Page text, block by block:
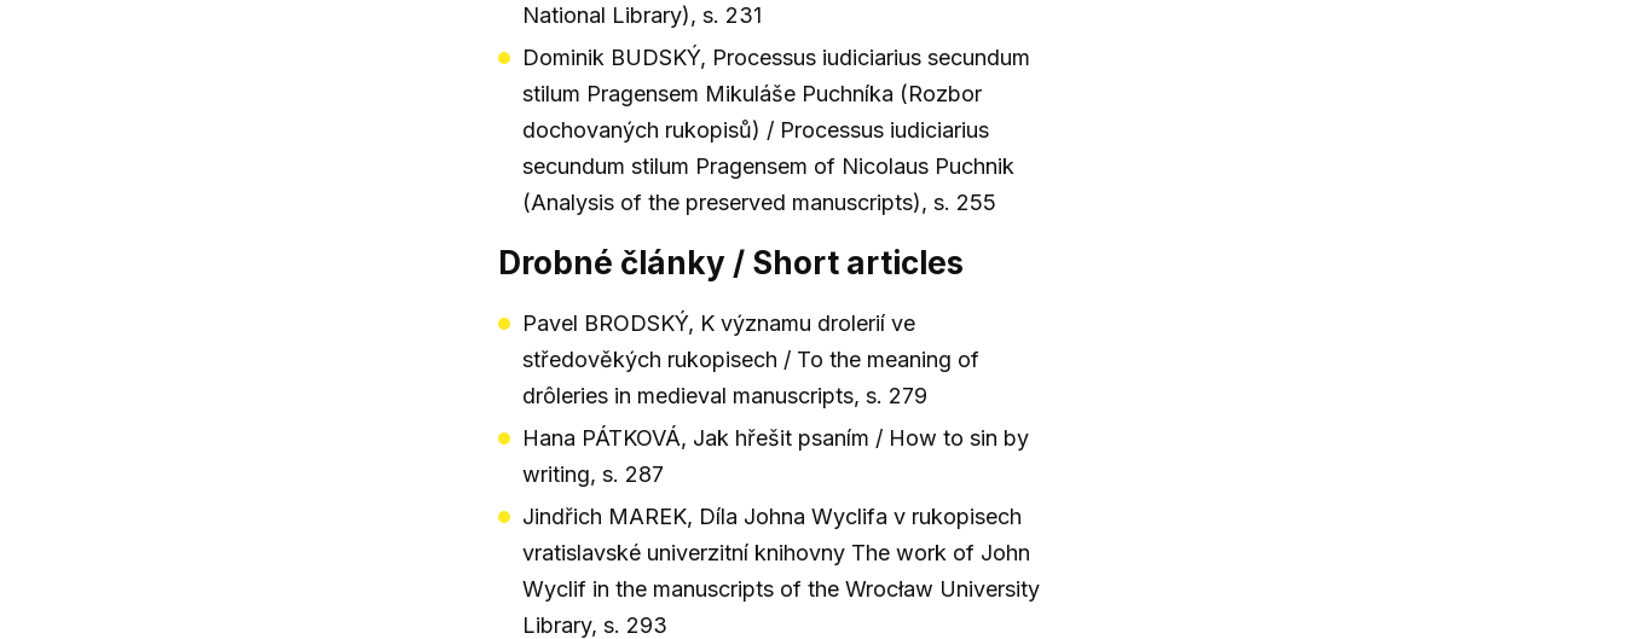
National Library), s. 231
Dominik BUDSKÝ, Processus iudiciarius secundum
stilum Pragensem Mikuláše Puchníka (Rozbor
dochovaných rukopisů) / Processus iudiciarius
secundum stilum Pragensem of Nicolaus Puchnik
(Analysis of the preserved manuscripts), s. 255
Drobné články / Short articles
Pavel BRODSKÝ, K významu drolerií ve
středověkých rukopisech / To the meaning of
drôleries in medieval manuscripts, s. 279
Hana PÁTKOVÁ, Jak hřešit psaním / How to sin by
writing, s. 287
Jindřich MAREK, Díla Johna Wyclifa v rukopisech
vratislavské univerzitní knihovny The work of John
Wyclif in the manuscripts of the Wrocław University
Library, s. 293